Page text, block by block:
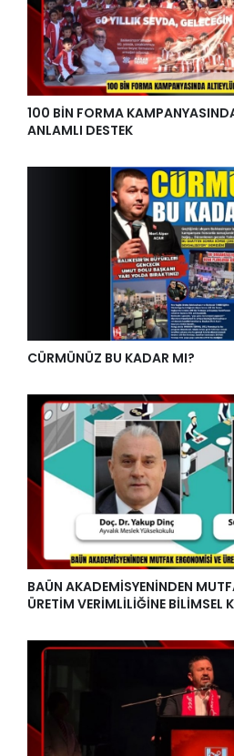
100 BİN FORMA
ANLAMLI DESTEK
CÜRMÜNÜZ BU KADAR MI?
BAÜN AKADEMİSYENİNDEN
ÜRETİM VERİMLİLİĞİNE BİLİMSEL